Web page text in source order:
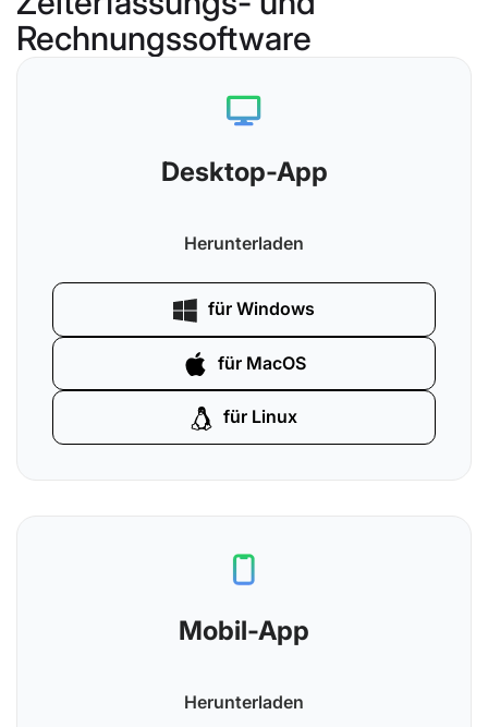
Einfache Online-
Rechnungsstellung
Bequemer Zugriff auf
Zeiterfassungs- und
Rechnungssoftware
Desktop-App
Herunterladen
für Windows
für MacOS
für Linux
Mobil-App
Herunterladen